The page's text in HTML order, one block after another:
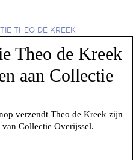
THEO DE KREEK
Theo de Kreek
aan Collectie
verzendt Theo de Kreek zijn
van Collectie Overijssel.